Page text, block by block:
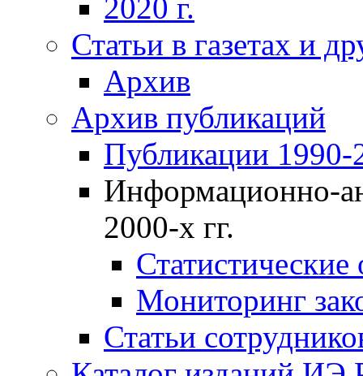
2020 г.
Статьи в газетах и
Архив
Архив публикаций
Публикации 1990-
Информационно-
2000-х гг.
Мониторинг
Статьи